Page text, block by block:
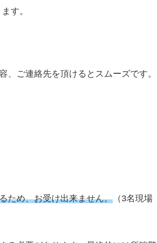
す。
ご連絡先を頂けるとスムーズです。
ため、お受け出来ません。 （3名現場